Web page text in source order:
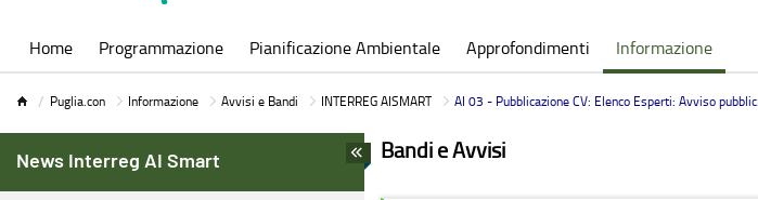
Home Programmazione Pianificazione Ambientale Approfondimenti Informazione
Puglia.con Informazione Avvisi e Bandi INTERREG AISMART AI 03 - Pubblicazione CV: Elenco Esperti: Avviso pubblico per la costituzione dell'elenco di professionisti candidati alla nomina dei componenti del Comitato tecnico – scientifico per la definizione e valutazione degli standard di qualità per l'accesso alla Rete della portualità turistica AI SMART nell'area trans frontaliera Adriatico - Ionica.
News Interreg AI Smart Bandi e Avvisi